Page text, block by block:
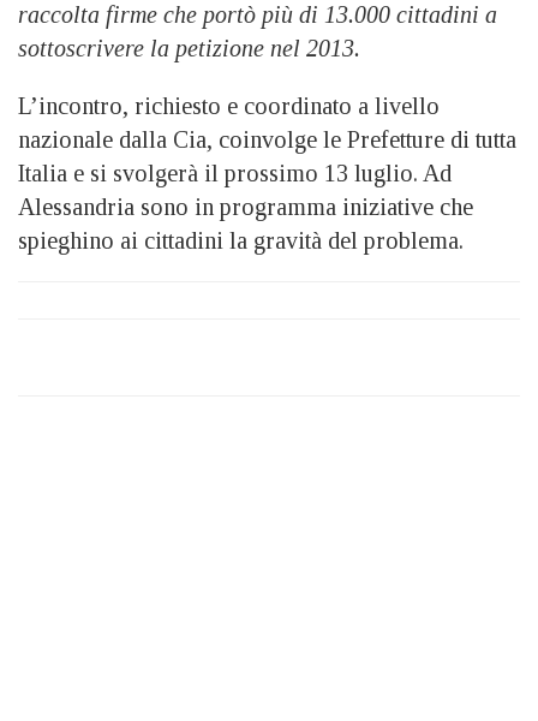
raccolta firme che portò più di 13.000 cittadini a
sottoscrivere la petizione nel 2013.
L’incontro, richiesto e coordinato a livello
nazionale dalla Cia, coinvolge le Prefetture di tutta
Italia e si svolgerà il prossimo 13 luglio. Ad
Alessandria sono in programma iniziative che
spieghino ai cittadini la gravità del problema.